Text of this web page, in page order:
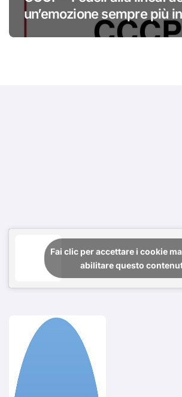
un’emozione sempre più
#primadinoi
Fai clic per accettare i cookie
abilitare questo